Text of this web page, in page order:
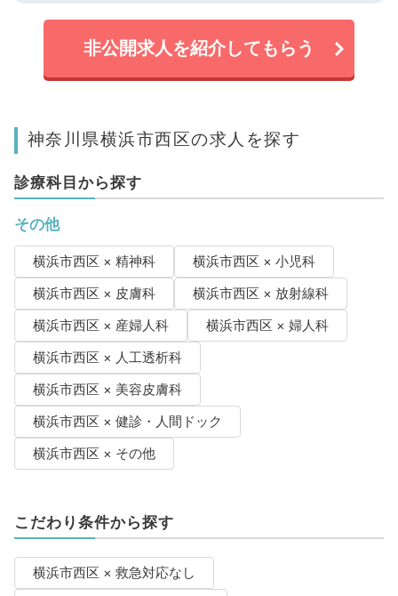
非公開求人を紹介してもらう
神奈川県横浜市西区の求人を探す
診療科目から探す
その他
横浜市西区 × 精神科
横浜市西区 × 小児科
横浜市西区 × 皮膚科
横浜市西区 × 放射線科
横浜市西区 × 産婦人科
横浜市西区 × 婦人科
横浜市西区 × 人工透析科
横浜市西区 × 美容皮膚科
横浜市西区 × 健診・人間ドック
横浜市西区 × その他
こだわり条件から探す
横浜市西区 × 救急対応なし